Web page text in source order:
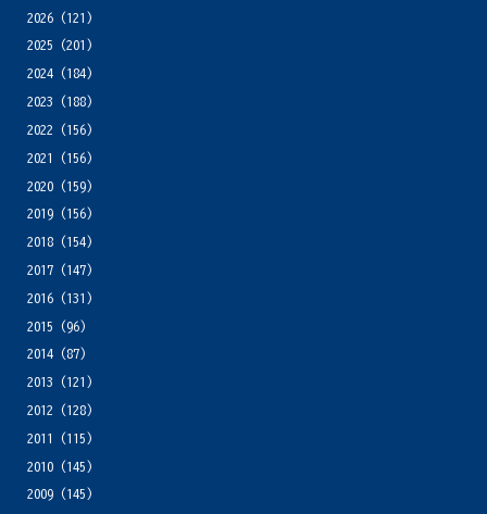
2026(121)
2025 (201)
2024(184)
2023 (188)
2022 (156)
2021
(156)
2020(159)
2019(156)
2018(154)
2017(147)
2016(131)
2015 (96)
2014(87)
2013 (121)
2012 (128)
2011
(115)
2010(145)
2009(145)